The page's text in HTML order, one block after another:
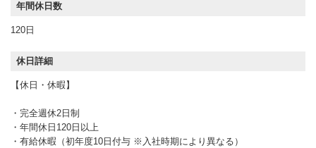
年間休日数
120日
休日詳細
【休日・休暇】
・完全週休2日制
・年間休日120日以上
・有給休暇（初年度10日付与 ※入社時期により異なる）